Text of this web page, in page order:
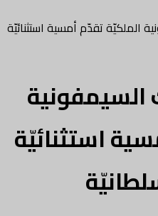
الملكيّة تقدّم أمسية استثنائيّة
السيمفونية
استثنائيّة